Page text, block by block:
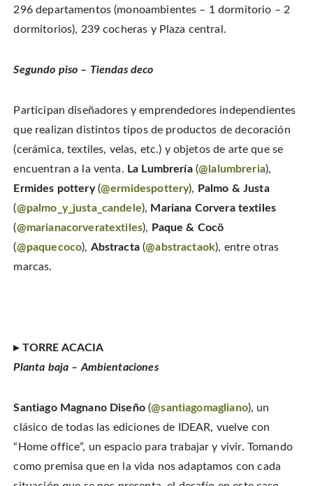
296 departamentos (monoambientes – 1 dormitorio – 2
dormitorios), 239 cocheras y Plaza central.
Segundo piso – Tiendas deco
Participan diseñadores y emprendedores independientes
que realizan distintos tipos de productos de decoración
(cerámica, textiles, velas, etc.) y objetos de arte que se
encuentran a la venta. La Lumbrería(@lalumbreria),
Ermides pottery(@ermidespottery), Palmo & Justa
(@palmo_y_justa_candele), Mariana Corvera textiles
(@marianacorveratextiles), Paque & Cocö
(@paquecoco), Abstracta(@abstractaok), entre otras
marcas.
▸ TORRE ACACIA
Planta baja – Ambientaciones
Santiago Magnano Diseño(@santiagomagliano), un
clásico de todas las ediciones de IDEAR, vuelve con
“Home office”, un espacio para trabajar y vivir. Tomando
como premisa que en la vida nos adaptamos con cada